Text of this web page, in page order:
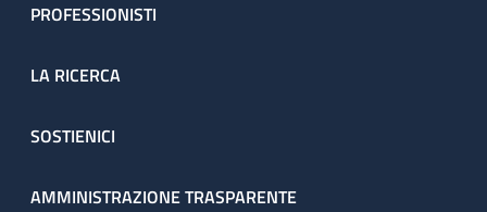
PROFESSIONISTI
LA RICERCA
SOSTIENICI
AMMINISTRAZIONE TRASPARENTE